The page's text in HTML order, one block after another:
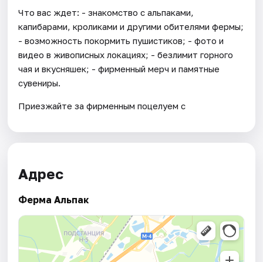
Что вас ждет: - знакомство с альпаками,
капибарами, кроликами и другими обителями фермы;
- возможность покормить пушистиков; - фото и
видео в живописных локациях; - безлимит горного
чая и вкусняшек; - фирменный мерч и памятные
сувениры.
Приезжайте за фирменным поцелуем с
Адрес
Ферма Альпак